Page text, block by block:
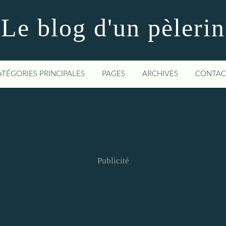
Le blog d'un pèlerin
PRINCIPALES PAGES ARCHIVES
Publicité